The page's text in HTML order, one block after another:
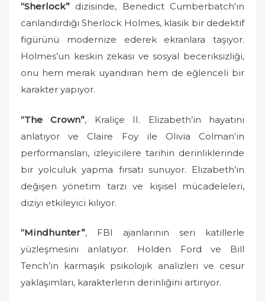
“Sherlock” dizisinde, Benedict Cumberbatch'ın
canlandırdığı Sherlock Holmes, klasik bir dedektif
figürünü modernize ederek ekranlara taşıyor.
Holmes’un keskin zekası ve sosyal beceriksizliği,
onu hem merak uyandıran hem de eğlenceli bir
karakter yapıyor.
“The Crown”, Kraliçe II. Elizabeth’in hayatını
anlatıyor ve Claire Foy ile Olivia Colman’ın
performansları, izleyicilere tarihin derinliklerinde
bir yolculuk yapma fırsatı sunuyor. Elizabeth’in
değişen yönetim tarzı ve kişisel mücadeleleri,
diziyi etkileyici kılıyor.
“Mindhunter”, FBI ajanlarının seri katillerle
yüzleşmesini anlatıyor. Holden Ford ve Bill
Tench’in karmaşık psikolojik analizleri ve cesur
yaklaşımları, karakterlerin derinliğini artırıyor.